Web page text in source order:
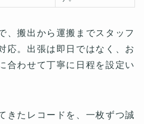
、搬出から運搬までスタッフ
応。出張は即日ではなく、お
合わせて丁寧に日程を設定い
きたレコードを、一枚ずつ誠